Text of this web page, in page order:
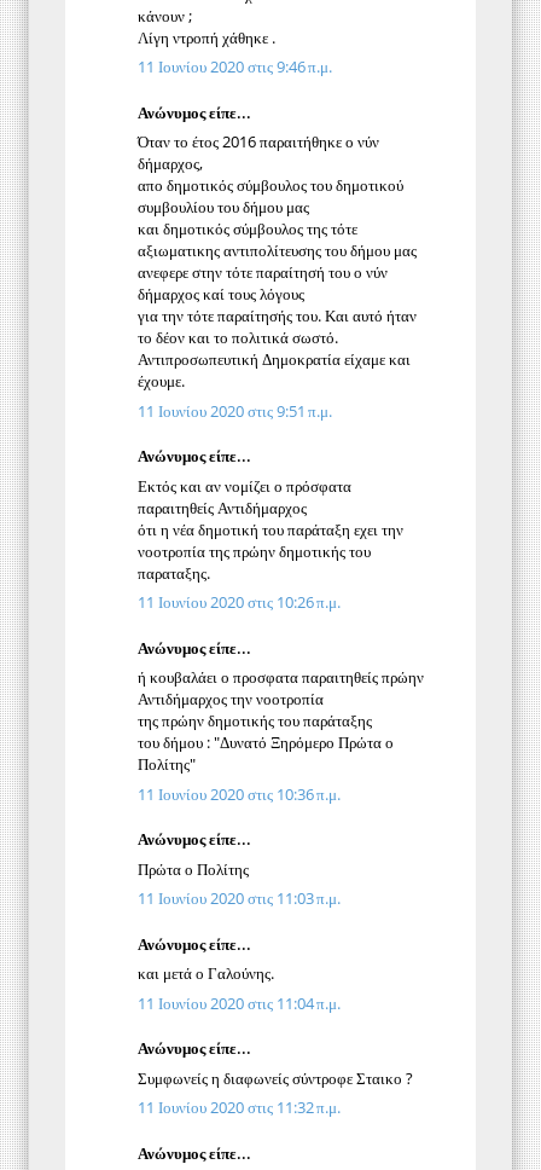
κάνουν ;
Λίγη ντροπή χάθηκε .
11 Ιουνίου 2020 στις 9:46 π.μ.
Ανώνυμος είπε...
Όταν το έτος 2016 παραιτήθηκε ο νύν
δήμαρχος,
απο δημοτικός σύμβουλος του δημοτικού
συμβουλίου του δήμου μας
και δημοτικός σύμβουλος της τότε
αξιωματικης αντιπολίτευσης του δήμου μας
ανεφερε στην τότε παραίτησή του ο νύν
δήμαρχος καί τους λόγους
για την τότε παραίτησής του. Και αυτό ήταν
το δέον και το πολιτικά σωστό.
Αντιπροσωπευτική Δημοκρατία είχαμε και
έχουμε.
11 Ιουνίου 2020 στις 9:51 π.μ.
Ανώνυμος είπε...
Εκτός και αν νομίζει ο πρόσφατα
παραιτηθείς Αντιδήμαρχος
ότι η νέα δημοτική του παράταξη εχει την
νοοτροπία της πρώην δημοτικής του
παραταξης.
11 Ιουνίου 2020 στις 10:26 π.μ.
Ανώνυμος είπε...
ή κουβαλάει ο προσφατα παραιτηθείς πρώην
Αντιδήμαρχος την νοοτροπία
της πρώην δημοτικής του παράταξης
του δήμου : "Δυνατό Ξηρόμερο Πρώτα ο
Πολίτης"
11 Ιουνίου 2020 στις 10:36 π.μ.
Ανώνυμος είπε...
Πρώτα ο Πολίτης
11 Ιουνίου 2020 στις 11:03 π.μ.
Ανώνυμος είπε...
και μετά ο Γαλούνης.
11 Ιουνίου 2020 στις 11:04 π.μ.
Ανώνυμος είπε...
Συμφωνείς η διαφωνείς σύντροφε Σταικο ?
11 Ιουνίου 2020 στις 11:32 π.μ.
Ανώνυμος είπε...